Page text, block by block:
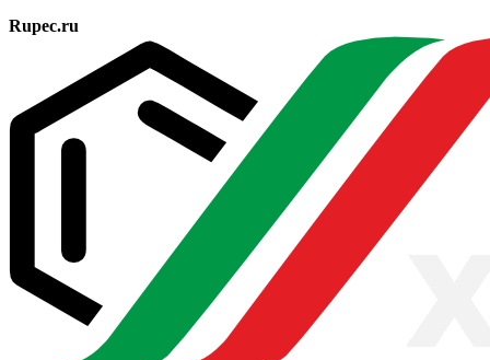
Rupec.ru